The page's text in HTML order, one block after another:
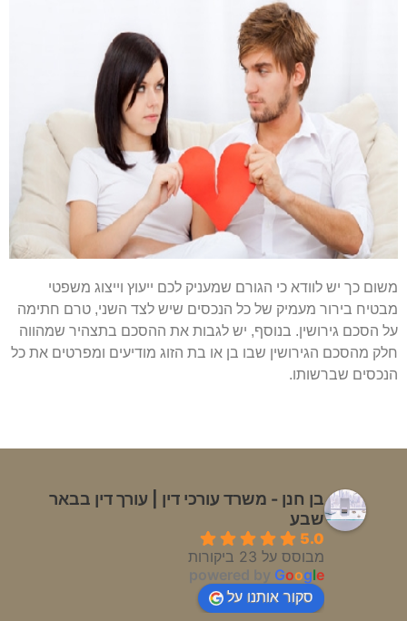
משום כך יש לוודא כי הגורם שמעניק לכם ייעוץ וייצוג משפטי
מבטיח בירור מעמיק של כל הנכסים שיש לצד השני, טרם חתימה
על הסכם גירושין. בנוסף, יש לגבות את ההסכם בתצהיר שמהווה
חלק מהסכם הגירושין שבו בן או בת הזוג מודיעים ומפרטים את כל
הנכסים שברשותו.
בן חנן - משרד עורכי דין | עורך דין בבאר
שבע
5.0
מבוסס על 23 ביקורות
powered by Google
סקור אותנו על